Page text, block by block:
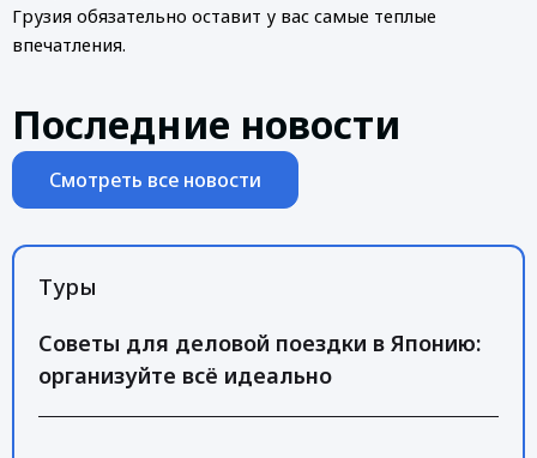
Грузия обязательно оставит у вас самые теплые
впечатления.
Последние новости
Смотреть все новости
Туры
Советы для деловой поездки в Японию:
организуйте всё идеально